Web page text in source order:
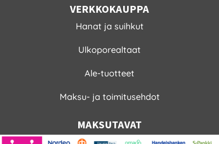
VERKKOKAUPPA
Hanat ja suihkut
Ulkoporealtaat
Ale-tuotteet
Maksu- ja toimitusehdot
MAKSUTAVAT